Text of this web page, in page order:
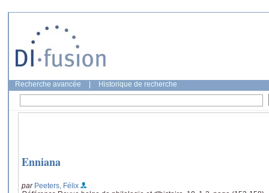
Recherche avancée Historique de recherche
Enniana
par Peeters, Félix